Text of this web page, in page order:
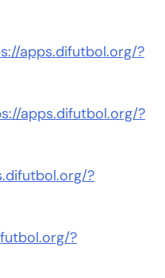
apps.difutbol.org/?
apps.difutbol.org/?
?
?